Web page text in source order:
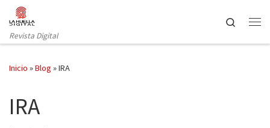
Saltar al contenido
Revista Digital
Search
Inicio »Blog »IRA
IRA